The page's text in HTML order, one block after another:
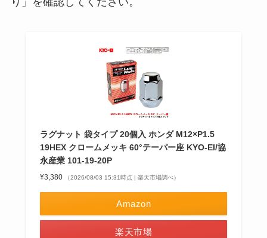
ラグナット 袋タイプ 20個入 ホンダ M12×P1.5
19HEX クロームメッキ 60°テーパー座 KYO-EI/協
永産業 101-19-20P
¥3,380 （2026/08/03 15:31時点 | 楽天市場調べ）
Amazon
楽天市場